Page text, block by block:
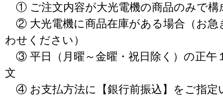
① ご注文内容が大光電機の商品のみで構
② 大光電機に商品在庫がある場合（お急
わせください）
③ 平日（月曜～金曜・祝日除く）の正午
文
④ お支払方法に【銀行前振込】をご指定